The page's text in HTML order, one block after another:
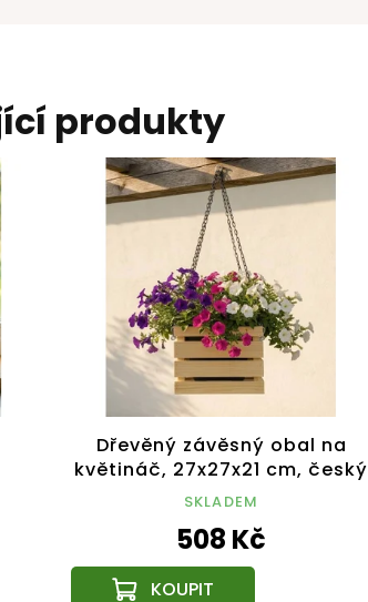
produkty
Dřevěný závěsný obal na
květináč, 27x27x21 cm, český
výrobek
SKLADEM
508 Kč